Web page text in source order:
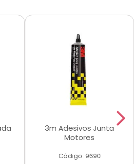
3m Adesivos Junta
Motores
Código: 9690